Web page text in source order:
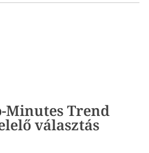
Minutes Trend
választás